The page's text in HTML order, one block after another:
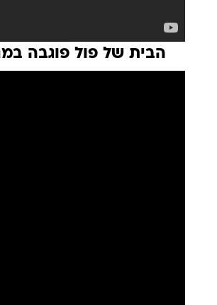
הבית של פול פוגבה